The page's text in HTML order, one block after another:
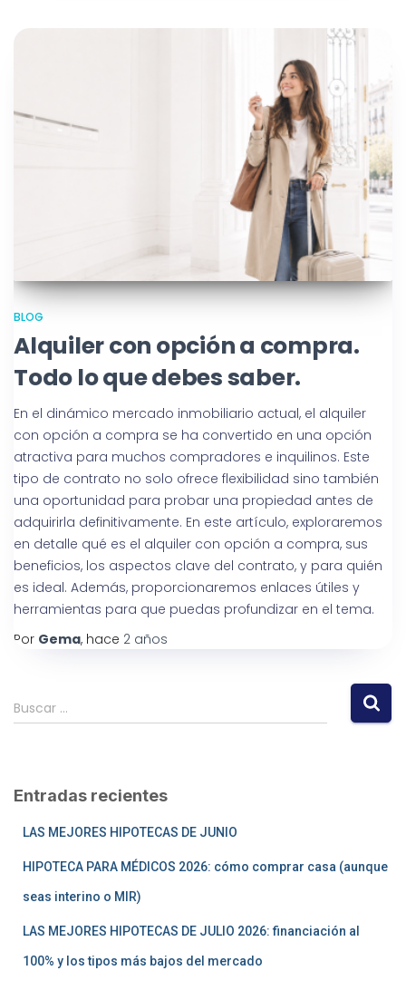
BLOG
Alquiler con opción a compra.
Todo lo que debes saber.
En el dinámico mercado inmobiliario actual, el alquiler
con opción a compra se ha convertido en una opción
atractiva para muchos compradores e inquilinos. Este
tipo de contrato no solo ofrece flexibilidad sino también
una oportunidad para probar una propiedad antes de
adquirirla definitivamente. En este artículo, exploraremos
en detalle qué es el alquiler con opción a compra, sus
beneficios, los aspectos clave del contrato, y para quién
es ideal. Además, proporcionaremos enlaces útiles y
herramientas para que puedas profundizar en el tema.
Por Gema, hace 2 años
Buscar …
Entradas recientes
LAS MEJORES HIPOTECAS DE JUNIO
HIPOTECA PARA MÉDICOS 2026: cómo comprar casa (aunque
seas interino o MIR)
LAS MEJORES HIPOTECAS DE JULIO 2026: financiación al
100% y los tipos más bajos del mercado